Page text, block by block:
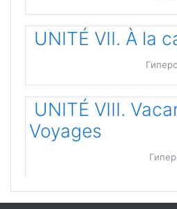
UNITÉ VII. À la
UNITÉ VIII.
Voyages